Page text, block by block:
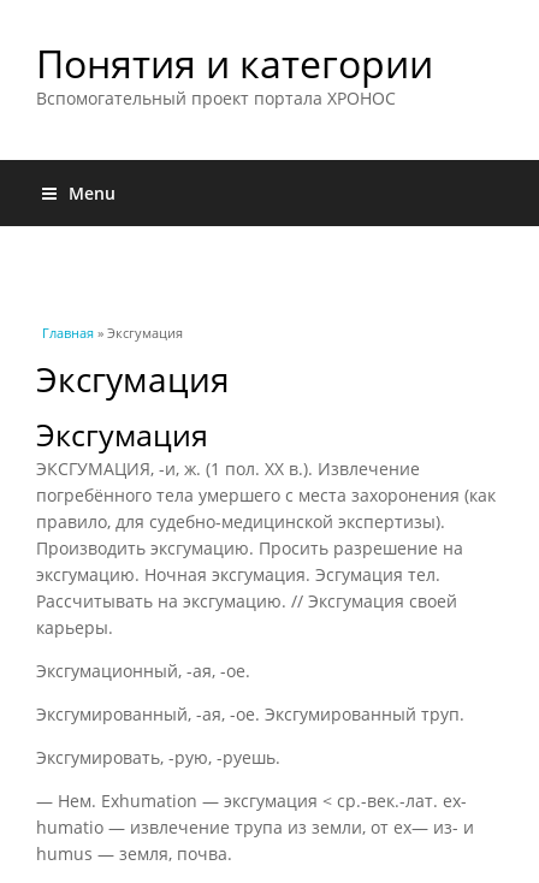
Понятия и категории
Вспомогательный проект портала ХРОНОС
Menu
Вы здесь
Главная » Эксгумация
Эксгумация
Эксгумация
ЭКСГУМАЦИЯ, -и, ж. (1 пол. XX в.). Извлечение
погребённого тела умершего с места захоронения (как
правило, для судебно-медицинской экспертизы).
Производить эксгумацию. Просить разрешение на
эксгумацию. Ночная эксгумация. Эсгумация тел.
Рассчитывать на эксгумацию. // Эксгумация своей
карьеры.
Эксгумационный, -ая, -ое.
Эксгумированный, -ая, -ое. Эксгумированный труп.
Эксгумировать, -рую, -руешь.
— Нем. Exhumation — эксгумация < ср.-век.-лат. ех-
humatio — извлечение трупа из земли, от ех— из- и
humus — земля, почва.